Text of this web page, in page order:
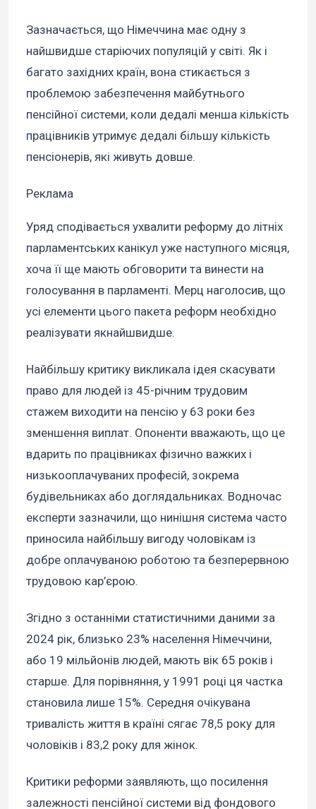
Зазначається, що Німеччина має одну з
найшвидше старіючих популяцій у світі. Як і
багато західних країн, вона стикається з
проблемою забезпечення майбутнього
пенсійної системи, коли дедалі менша кількість
працівників утримує дедалі більшу кількість
пенсіонерів, які живуть довше.
Реклама
Уряд сподівається ухвалити реформу до літніх
парламентських канікул уже наступного місяця,
хоча її ще мають обговорити та винести на
голосування в парламенті. Мерц наголосив, що
усі елементи цього пакета реформ необхідно
реалізувати якнайшвидше.
Найбільшу критику викликала ідея скасувати
право для людей із 45-річним трудовим
стажем виходити на пенсію у 63 роки без
зменшення виплат. Опоненти вважають, що це
вдарить по працівниках фізично важких і
низькооплачуваних професій, зокрема
будівельниках або доглядальниках. Водночас
експерти зазначили, що нинішня система часто
приносила найбільшу вигоду чоловікам із
добре оплачуваною роботою та безперервною
трудовою кар’єрою.
Згідно з останніми статистичними даними за
2024 рік, близько 23% населення Німеччини,
або 19 мільйонів людей, мають вік 65 років і
старше. Для порівняння, у 1991 році ця частка
становила лише 15%. Середня очікувана
тривалість життя в країні сягає 78,5 року для
чоловіків і 83,2 року для жінок.
Критики реформи заявляють, що посилення
залежності пенсійної системи від фондового